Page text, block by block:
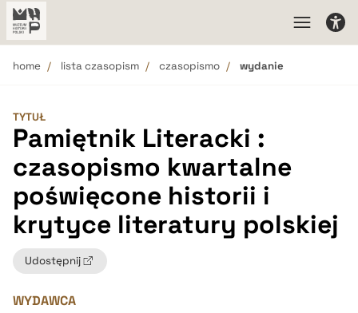
home lista czasopism czasopismo wydanie
TYTUŁ
Pamiętnik Literacki :
czasopismo kwartalne
poświęcone historii i
krytyce literatury polskiej
Udostępnij
WYDAWCA